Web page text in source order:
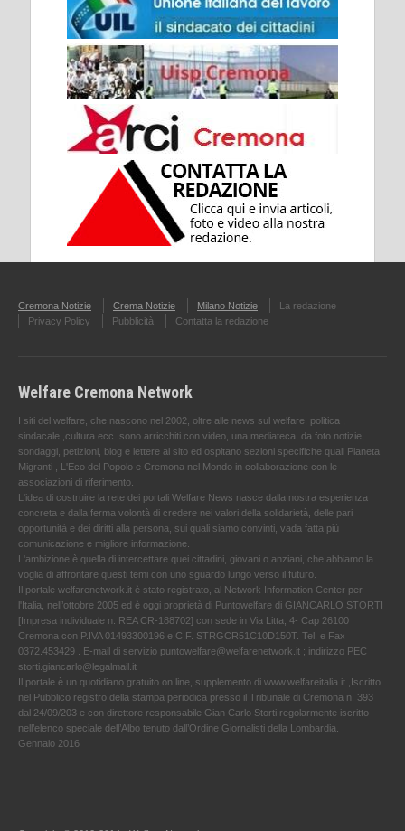
Cremona Notizie Crema Notizie Milano Notizie
La redazione
Privacy Policy
Pubblicità Contatta la redazione
Welfare Cremona Network
I siti del welfare, che nascono nel 2002, oltre alle news sul welfare, politica ,
sindacale ,cultura ecc. sono arricchiti con video, una mediateca, da foto notizie,
sondaggi, petizioni, blog e lettere al sito ed ospitano sezioni specifiche quali Pianeta
Migranti , L'Eco del Popolo e Cremona nel Mondo in collaborazione con le
associazioni di riferimento.
L'idea di costruire la rete dei portali Welfare News nasce dalla nostra esperienza
concreta e dalla ferma volontà di credere nei valori della solidarietà, delle pari
opportunità e dei diritti alla persona, sui quali siamo convinti, vada fatta più
comunicazione e migliore informazione.
L'ambizione è quella di intercettare quei cittadini, giovani o anziani, che abbiamo la
voglia di affrontare questi temi con uno sguardo lungo verso il futuro.
Il portale welfarenetwork.it è stato registrato, al Network Information Center per
l'Italia, nell’ottobre 2005 ed è oggi proprietà di Puntowelfare di GIANCARLO STORTI
[Impresa individuale n. REA CR-188702] con sede in Via Litta, 4- Cap 26100
Cremona con P.IVA 01493300196 e C.F. STRGCR51C10D150T. Tel. e Fax
0372.453429 . E-mail di servizio puntowelfare@welfarenetwork.it ; indirizzo PEC
storti.giancarlo@legalmail.it
Il portale è un quotidiano gratuito on line, supplemento di www.welfareitalia.it ,Iscritto
nel Pubblico registro della stampa periodica presso il Tribunale di Cremona n. 393
dal 24/09/203 e con direttore responsabile Gian Carlo Storti regolarmente iscritto
nell’elenco speciale dell’Albo tenuto dall’Ordine Giornalisti della Lombardia.
Gennaio 2016